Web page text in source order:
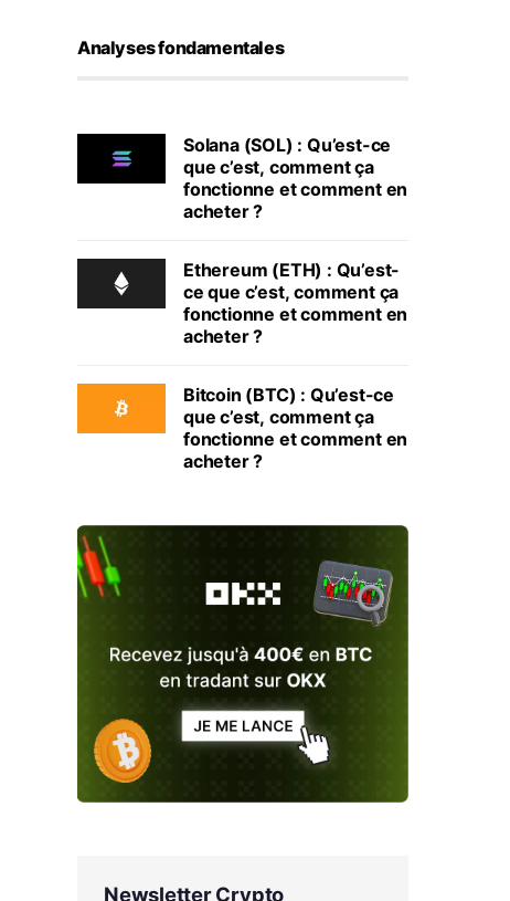
Analyses fondamentales
Solana (SOL) : Qu’est-ce
que c’est, comment ça
fonctionne et comment en
acheter ?
Ethereum (ETH) : Qu’est-
ce que c’est, comment ça
fonctionne et comment en
acheter ?
Bitcoin (BTC) : Qu’est-ce
que c’est, comment ça
fonctionne et comment en
acheter ?
Newsletter Crypto